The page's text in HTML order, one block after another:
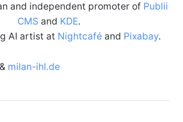
and independent promoter of Publii
CMS and KDE.
AI artist at Nightcaféand Pixabay.
milan-ihl.de